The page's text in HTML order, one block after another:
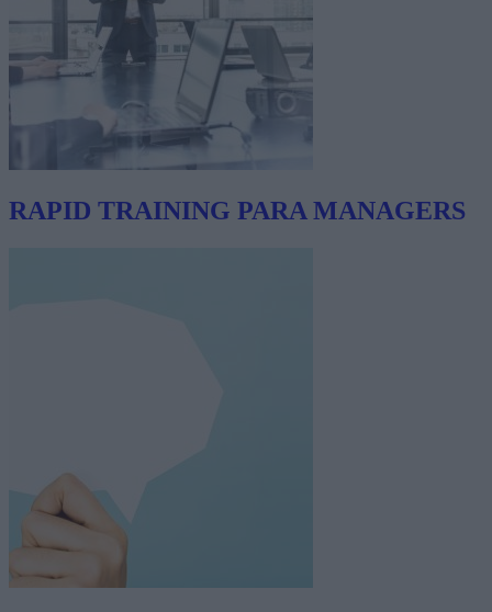
RAPID TRAINING PARA MANAGERS